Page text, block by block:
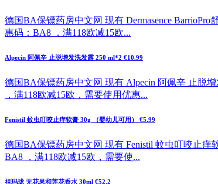
德国BA保镖药房中文网 现有 Dermasence
惠码：BA8 ，满118欧减15欧...
Alpecin 阿佩辛 止脱增发洗发露 250 ml*2 €10.99
德国BA保镖药房中文网 现有 Alpecin 阿佩辛 止脱
，满118欧减15欧，需要使用优惠...
Fenistil 蚊虫叮咬止痒软膏 30g （婴幼儿可用） €5.99
德国BA保镖药房中文网 现有 Fenistil 蚊虫叮咬止痒
BA8 ，满118欧减15欧，需要使...
祖玛珑 无花果和莲花香水 30ml €52.2